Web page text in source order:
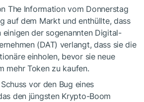
The Information vom Donnerstag
auf dem Markt und enthüllte, dass
einigen der sogenannten Digital-
(DAT) verlangt, dass sie die
einholen, bevor sie neue
mehr Token zu kaufen.
vor den Bug eines
den jüngsten Krypto-Boom